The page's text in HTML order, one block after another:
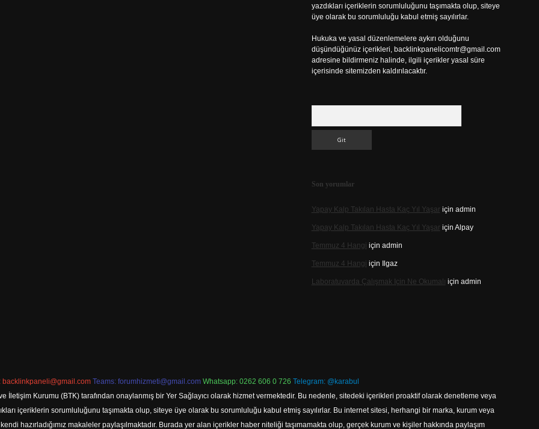
yazdıkları içeriklerin sorumluluğunu taşımakta olup, siteye
üye olarak bu sorumluluğu kabul etmiş sayılırlar.
Hukuka ve yasal düzenlemelere aykırı olduğunu
düşündüğünüz içerikleri, backlinkpanelicomtr@gmail.com
adresine bildirmeniz halinde, ilgili içerikler yasal süre
içerisinde sitemizden kaldırılacaktır.
Son yorumlar
Yapay Kalp Takılan Hasta Kaç Yıl Yaşariçin admin
Yapay Kalp Takılan Hasta Kaç Yıl Yaşariçin Alpay
Temmuz 4 Hangi için admin
Temmuz 4 Hangi için Ilgaz
Laboratuvarda Çalışmak Için Ne Okumalı için admin
backlinkpaneli@gmail.com Teams: forumhizmeti@gmail.com Whatsapp: 0262 606 0 726 Telegram: @karabul
İletişim Kurumu (BTK) tarafından onaylanmış bir Yer Sağlayıcı olarak hizmet vermektedir. Bu nedenle, sitedeki içerikleri proaktif olarak denetleme veya
içeriklerin sorumluluğunu taşımakta olup, siteye üye olarak bu sorumluluğu kabul etmiş sayılırlar. Bu internet sitesi, herhangi bir marka, kurum veya
hazırladığımız makaleler paylaşılmaktadır. Burada yer alan içerikler haber niteliği taşımamakta olup, gerçek kurum ve kişiler hakkında paylaşım